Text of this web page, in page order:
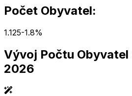
Počet Obyvatel:
1.125-1.8%
Vývoj Počtu Obyvatel
2026